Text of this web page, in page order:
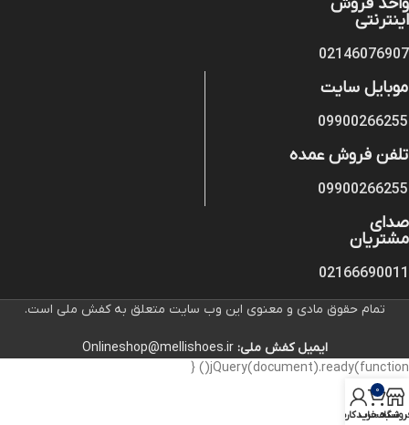
واحد فروش
اینترنتی
02146076907
موبایل سایت
09900266255
تلفن فروش عمده
09900266255
صدای
مشتریان
02166690011
تمام حقوق مادی و معنوی این وب سایت متعلق به کفش ملی است.
ایمیل کفش ملی:Onlineshop@mellishoes.ir
0
سبد خرید
حساب کاربری
jQuery(document).ready(function() {